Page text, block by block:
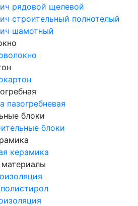
рядовой щелевой
строительный полнотелый
шамотный
пазогребневая
блоки
блоки
керамика